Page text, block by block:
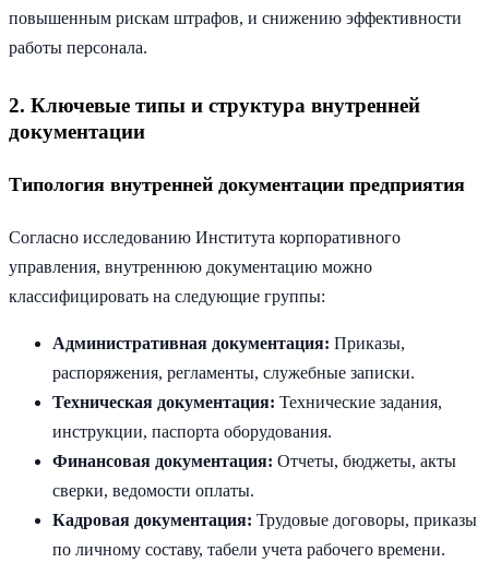
повышенным рискам штрафов, и снижению эффективности
работы персонала.
2. Ключевые типы и структура внутренней
документации
Типология внутренней документации предприятия
Согласно исследованию Института корпоративного
управления, внутреннюю документацию можно
классифицировать на следующие группы:
Административная документация: Приказы,
распоряжения, регламенты, служебные записки.
Техническая документация: Технические задания,
инструкции, паспорта оборудования.
Финансовая документация: Отчеты, бюджеты, акты
сверки, ведомости оплаты.
Кадровая документация: Трудовые договоры, приказы
по личному составу, табели учета рабочего времени.